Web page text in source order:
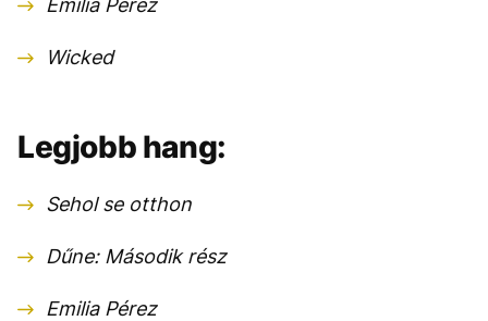
Emilia Pérez
Wicked
Legjobb hang:
Sehol se otthon
Dűne: Második rész
Emilia Pérez